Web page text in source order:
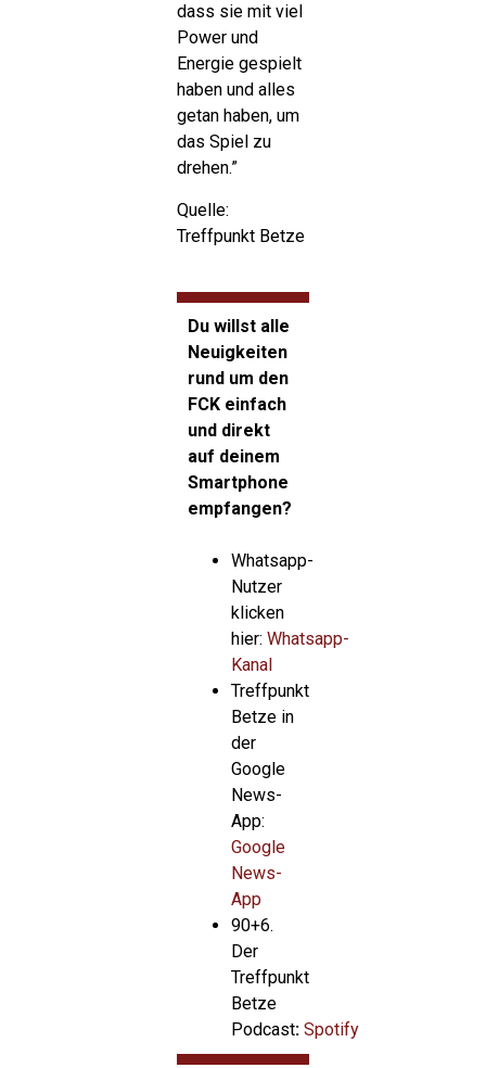
dass sie mit viel
Power und
Energie gespielt
haben und alles
getan haben, um
das Spiel zu
drehen.”
Quelle:
Treffpunkt Betze
Du willst alle
Neuigkeiten
rund um den
FCK einfach
und direkt
auf deinem
Smartphone
empfangen?
Whatsapp-
Nutzer
klicken
hier: Whatsapp-
Kanal
Treffpunkt
Betze in
der
Google
News-
App:
Google
News-
App
90+6.
Der
Treffpunkt
Betze
Podcast: Spotify